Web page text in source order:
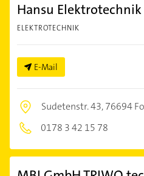
Hansu Elektrotechnik
ELEKTROTECHNIK
E-Mail
Sudetenstr. 43,76694
0178 3 42 15 78